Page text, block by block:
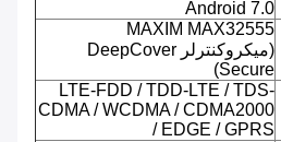
Android 7.0
MAXIM MAX32555
(میکروکنترلر DeepCover
Secure)
LTE-FDD / TDD-LTE / TDS-
CDMA / WCDMA / CDMA2000
/ EDGE / GPRS